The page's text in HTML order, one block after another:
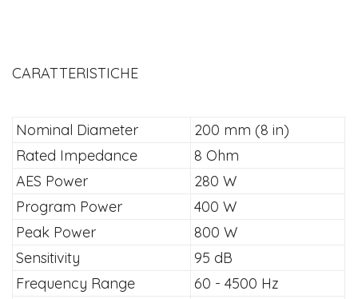
CARATTERISTICHE
Nominal Diameter
200 mm (8 in)
Rated Impedance
8 Ohm
AES Power
280 W
Program Power
400 W
Peak Power
800 W
Sensitivity
95 dB
Frequency Range
60 - 4500 Hz